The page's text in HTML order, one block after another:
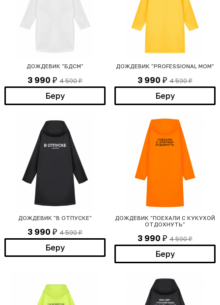
ДОЖДЕВИК "БДСМ"
3 990 ₽ 4 590₽
Беру
ДОЖДЕВИК "PROFESSIONAL MOM"
3 990 ₽ 4 590₽
Беру
ДОЖДЕВИК "В ОТПУСКЕ"
3 990 ₽ 4 590₽
Беру
ДОЖДЕВИК "ПОЕХАЛИ С КУКУХОЙ
ОТДОХНУТЬ"
3 990 ₽ 4 590₽
Беру